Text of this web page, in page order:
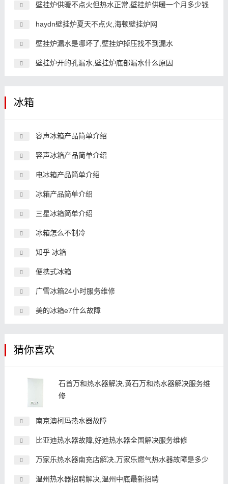
壁挂炉供暖不点火但热水正常,壁挂炉供暖一个月多少钱
haydn壁挂炉夏天不点火,海顿壁挂炉网
壁挂炉漏水是哪坏了,壁挂炉掉压找不到漏水
壁挂炉开的孔漏水,壁挂炉底部漏水什么原因
冰箱
容声冰箱产品简单介绍
容声冰箱产品简单介绍
电冰箱产品简单介绍
冰箱产品简单介绍
三星冰箱简单介绍
冰箱怎么不制冷
知乎 冰箱
便携式冰箱
广雪冰箱24小时服务维修
美的冰箱e7什么故障
猜你喜欢
石首万和热水器解决,黄石万和热水器解决服务维
修
南京澳柯玛热水器故障
比亚迪热水器故障,好迪热水器全国解决服务维修
万家乐热水器南充店解决,万家乐燃气热水器故障是多少
温州热水器招聘解决,温州中底最新招聘